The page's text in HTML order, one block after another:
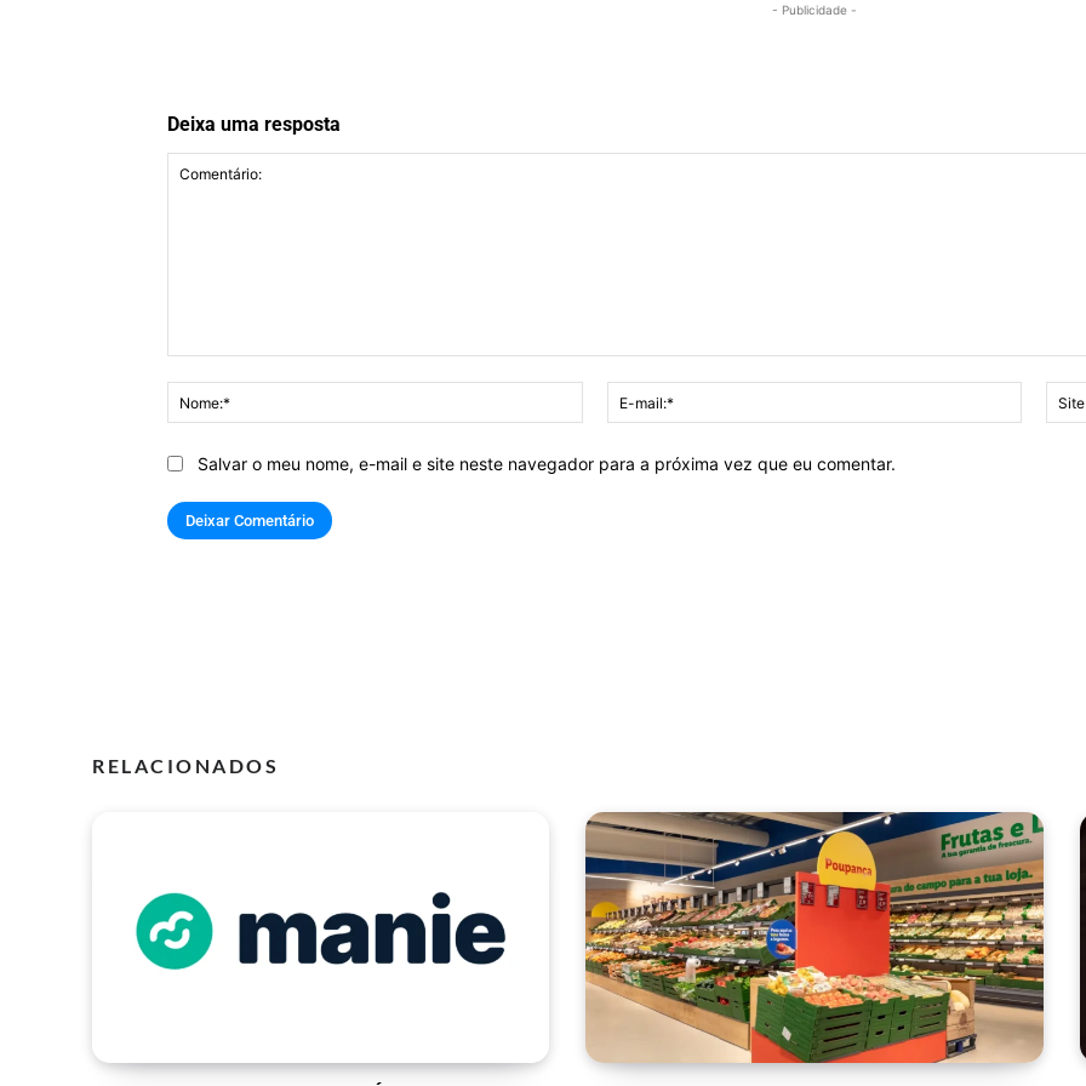
- Publicidade -
Deixa uma resposta
Nome:*
mail:*
Salvar o meu nome, e-mail e site neste navegador para a próxima vez que eu comentar.
RELACIONADOS